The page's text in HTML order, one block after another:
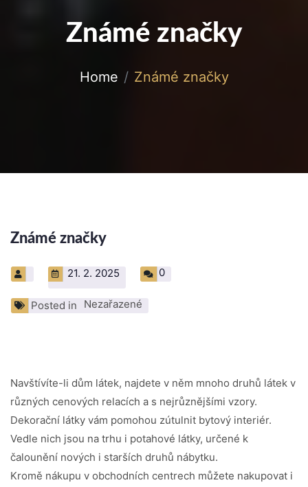
Známé značky
Home Známé značky
Známé značky
21. 2. 2025 0
Posted in Nezařazené
Navštívíte-li dům látek, najdete v něm mnoho druhů látek v
různých cenových relacích a s nejrůznějšími vzory.
Dekorační látky vám pomohou zútulnit bytový interiér.
Vedle nich jsou na trhu i potahové látky, určené k
čalounění nových i starších druhů nábytku.
Kromě nákupu v obchodních centrech můžete nakupovat i